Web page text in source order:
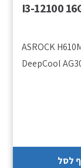
ASROCK
DeepCool
לסל